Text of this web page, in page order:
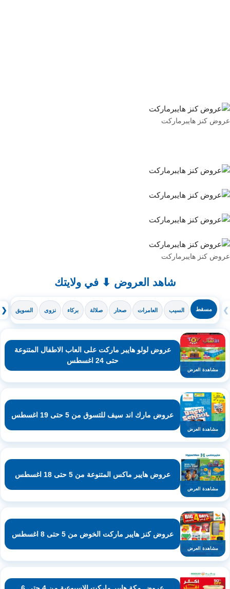
عروض كنز هايبرماركت
عروض كنز هايبرماركت
شاهد العروض ⬇ في ولايتك
❮ مسقط السيب العامرات صحار صلالة بركاء نزوى السويق ❯
مشاهدة العرض
عروض لولو هايبر ماركت على العاب الاطفال المتنوعة
حتى 24 اغسطس
مشاهدة العرض
عروض مارك اند سيف للتسوق من 5 حتى 19 اغسطس
مشاهدة العرض
عروض هايبر ماكس المتنوعة من 5 حتى 18 اغسطس
مشاهدة العرض
عروض كنز هايبر ماركت الخوض من 5 حتى 8 اغسطس